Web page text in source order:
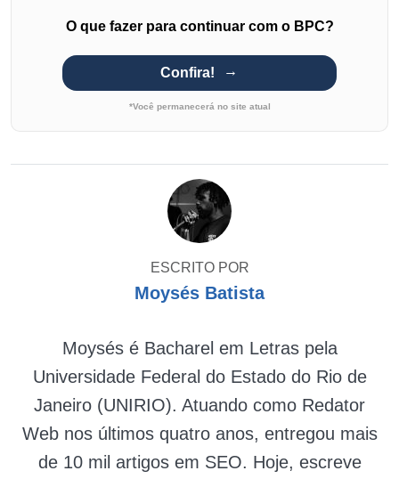
O que fazer para continuar com o BPC?
Confira!
*Você permanecerá no site atual
ESCRITO POR
Moysés Batista
Moysés é Bacharel em Letras pela
Universidade Federal do Estado do Rio de
Janeiro (UNIRIO). Atuando como Redator
Web nos últimos quatro anos, entregou mais
de 10 mil artigos em SEO. Hoje, escreve